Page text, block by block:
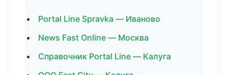
Portal Line Spravka — Иваново
News Fast Online — Москва
Справочник Portal Line — Калуга